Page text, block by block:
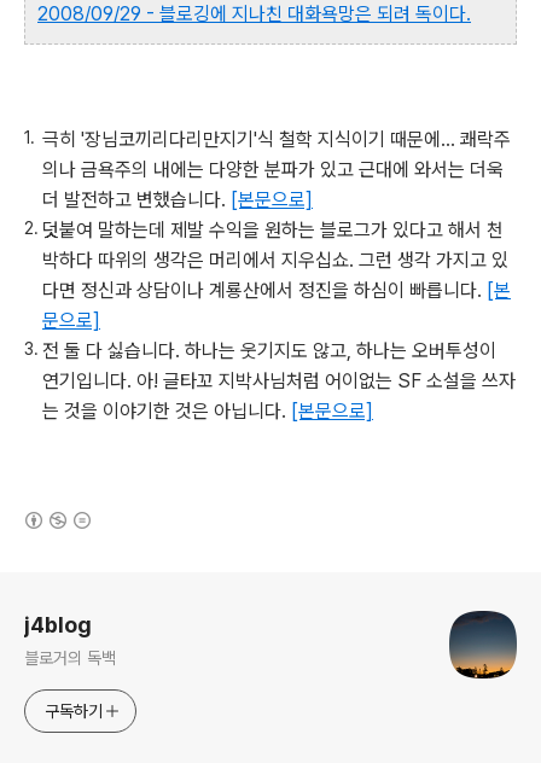
2008/09/29 - 블로깅에 지나친 대화욕망은 되려 독이다.
극히 '장님코끼리다리만지기'식 철학 지식이기 때문에... 쾌락주
의나 금욕주의 내에는 다양한 분파가 있고 근대에 와서는 더욱
더 발전하고 변했습니다. [본문으로]
덧붙여 말하는데 제발 수익을 원하는 블로그가 있다고 해서 천
박하다 따위의 생각은 머리에서 지우십쇼. 그런 생각 가지고 있
다면 정신과 상담이나 계룡산에서 정진을 하심이 빠릅니다. [본
문으로]
전 둘 다 싫습니다. 하나는 웃기지도 않고, 하나는 오버투성이
연기입니다. 아! 글타꼬 지박사님처럼 어이없는 SF 소설을 쓰자
는 것을 이야기한 것은 아닙니다. [본문으로]
j4blog
블로거의 독백
구독하기